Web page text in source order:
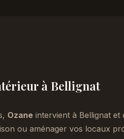
à Bellignat
Ozane intervient à Bellignat
ou aménager vos locaux